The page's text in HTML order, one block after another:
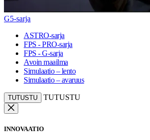
G5-sarja
ASTRO-sarja
FPS - PRO-sarja
FPS - G-sarja
Avoin maailma
Simulaatio – lento
Simulaatio – avaruus
TUTUSTU TUTUSTU
INNOVAATIO